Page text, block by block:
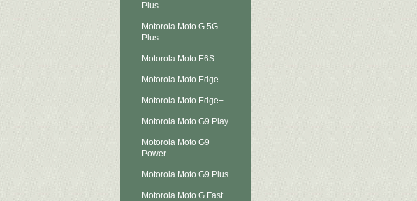
Plus
Motorola Moto G 5G
Plus
Motorola Moto E6S
Motorola Moto Edge
Motorola Moto Edge+
Motorola Moto G9 Play
Motorola Moto G9
Power
Motorola Moto G9 Plus
Motorola Moto G Fast